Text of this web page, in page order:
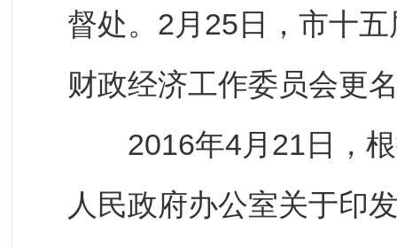
督处。2月25日，市十
财政经济工作委员会更
2016年4月21日，根
人民政府办公室关于印